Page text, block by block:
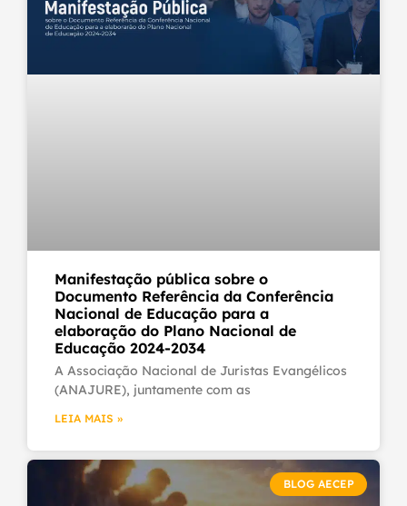
Manifestação pública sobre o
Documento Referência da Conferência
Nacional de Educação para a
elaboração do Plano Nacional de
Educação 2024-2034
A Associação Nacional de Juristas Evangélicos
(ANAJURE), juntamente com as
LEIA MAIS »
BLOG AECEP